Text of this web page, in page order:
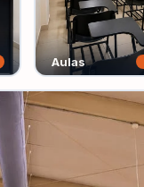
Aulas